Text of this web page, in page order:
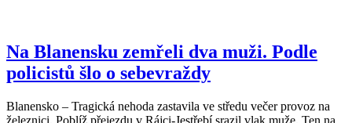
Na Blanensku zemřeli dva muži. Podle
policistů šlo o sebevraždy
Blanensko – Tragická nehoda zastavila ve středu večer provoz na